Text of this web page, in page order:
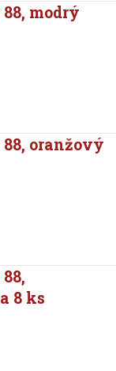
modrý
oranžový
8 ks